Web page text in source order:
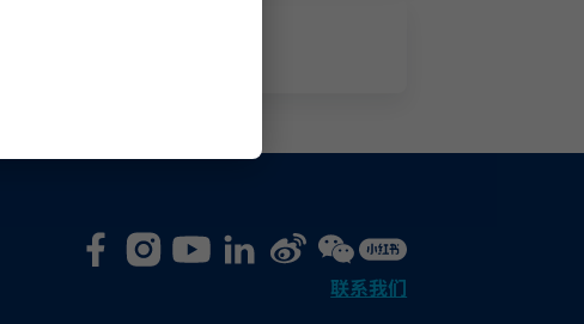
择成分基金时，如您
询财务及/或专业人士
定适合您。
只在下列任何一种合资
3)身故；或4)完全丧失
书的第3.1.1及8.3.2
联系我们